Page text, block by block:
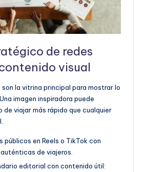
de redes
visual
la vitrina principal para mostrar lo
imagen inspiradora puede
de viajar más rápido que cualquier
públicos en Reels o TikTok con
de viajeros.
editorial con contenido útil: